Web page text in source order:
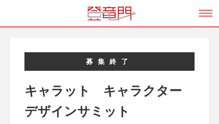
募集終了
キャラット キャラクター
デザインサミット